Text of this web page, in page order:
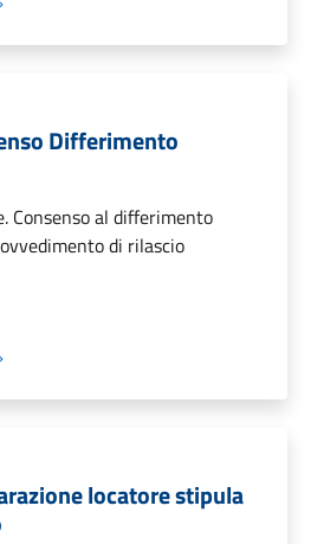
Differimento
Consenso al differimento
di rilascio
locatore stipula